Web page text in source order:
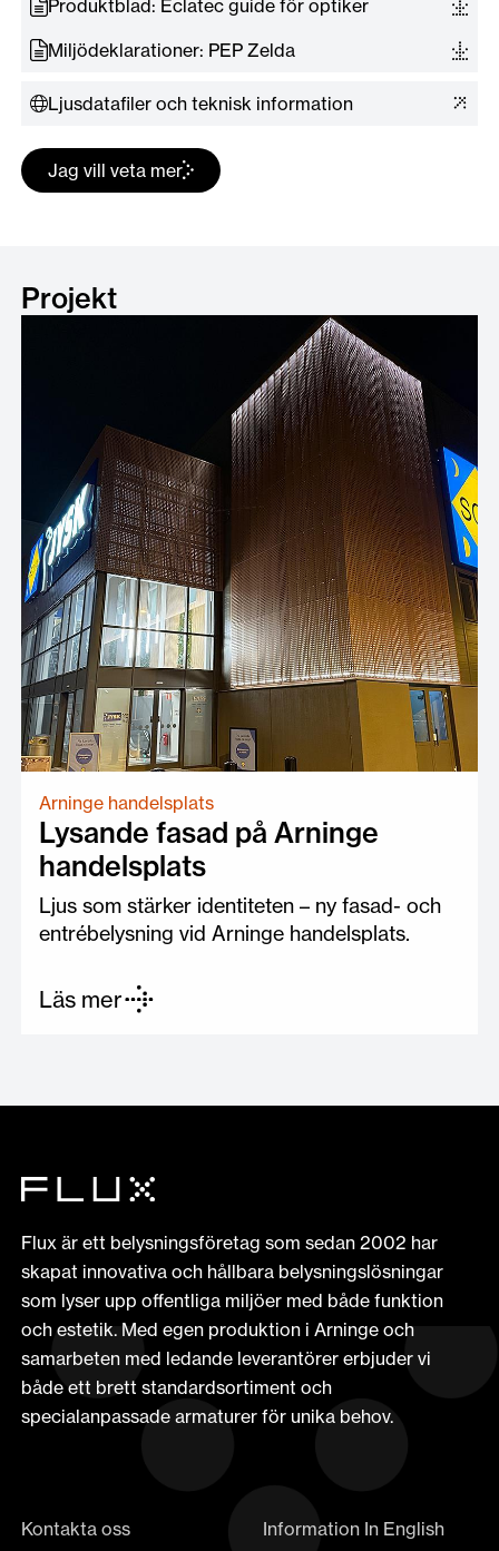
Produktblad: Eclatec guide för optiker
Miljödeklarationer: PEP Zelda
Ljusdatafiler och teknisk information
Jag vill veta mer
Projekt
Arninge handelsplats
Lysande fasad på Arninge
handelsplats
Ljus som stärker identiteten – ny fasad- och
entrébelysning vid Arninge handelsplats.
Läs mer
Flux är ett belysningsföretag som sedan 2002 har
skapat innovativa och hållbara belysningslösningar
som lyser upp offentliga miljöer med både funktion
och estetik. Med egen produktion i Arninge och
samarbeten med ledande leverantörer erbjuder vi
både ett brett standardsortiment och
specialanpassade armaturer för unika behov.
Kontakta oss Information In English